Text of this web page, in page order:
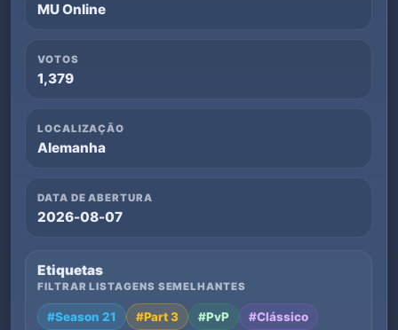
MU Online
VOTOS
1,379
LOCALIZAÇÃO
Alemanha
DATA DE ABERTURA
2026-08-07
Etiquetas
FILTRAR LISTAGENS SEMELHANTES
#Season 21 #Part 3 #PvP #Clássico